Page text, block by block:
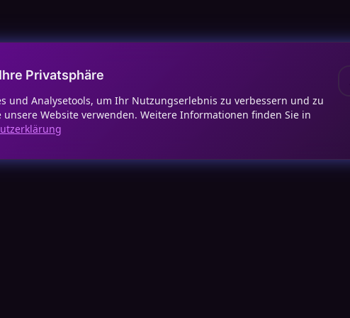
Privatsphäre
und Analysetools, um Ihr Nutzungserlebnis zu verbessern und zu
unsere Website verwenden. Weitere Informationen finden Sie in